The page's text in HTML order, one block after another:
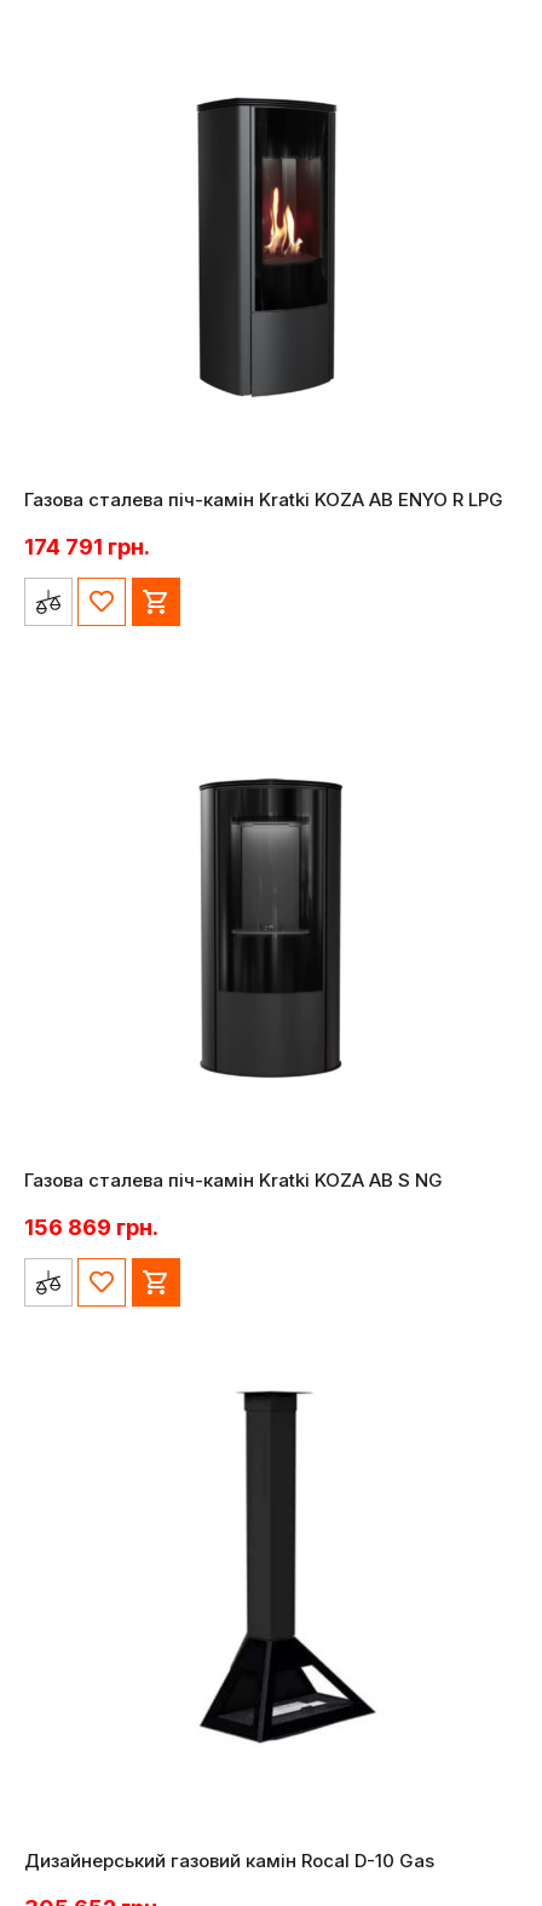
Газова сталева піч-камін Kratki KOZA AB ENYO R LPG
174 791 грн.
Газова сталева піч-камін Kratki KOZA AB S NG
156 869 грн.
Дизайнерський газовий камін Rocal D-10 Gas